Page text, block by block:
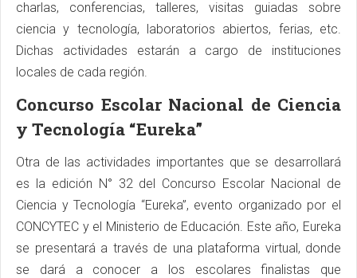
charlas, conferencias, talleres, visitas guiadas sobre
ciencia y tecnología, laboratorios abiertos, ferias, etc.
Dichas actividades estarán a cargo de instituciones
locales de cada región.
Concurso Escolar Nacional de Ciencia
y Tecnología “Eureka”
Otra de las actividades importantes que se desarrollará
es la edición N° 32 del Concurso Escolar Nacional de
Ciencia y Tecnología “Eureka”, evento organizado por el
CONCYTEC y el Ministerio de Educación. Este año, Eureka
se presentará a través de una plataforma virtual, donde
se dará a conocer a los escolares finalistas que